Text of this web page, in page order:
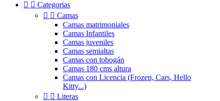
  Categorias
  Camas
Camas matrimoniales
Camas Infantiles
Camas juveniles
Camas semialtas
Camas con tobogán
Camas 180 cms altura
Camas con Licencia (Frozen, Cars, Hello
Kitty...)
  Literas